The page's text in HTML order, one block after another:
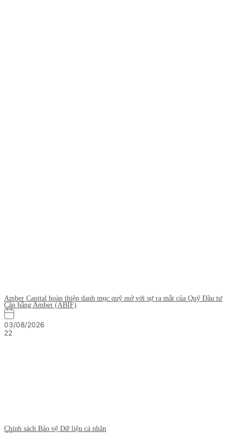
Amber Capital hoàn thiện danh mục quỹ mở với sự ra mắt của Quỹ Đầu tư
Cân bằng Amber (ABIF)
03/08/2026
22
Chính sách Bảo vệ Dữ liệu cá nhân